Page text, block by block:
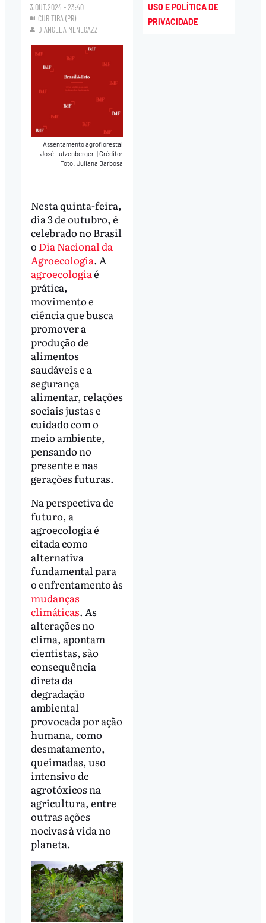
3.OUT.2024 - 23:40
CURITIBA (PR)
DIANGELA MENEGAZZI
Assentamento agroflorestal
José Lutzenberger.
Crédito:
Foto: Juliana Barbosa
Nesta quinta-feira,
dia 3 de outubro, é
celebrado no Brasil
o Dia Nacional da
Agroecologia. A
agroecologiaé
prática,
movimento e
ciência que busca
promover a
produção de
alimentos
saudáveis e a
segurança
alimentar, relações
sociais justas e
cuidado com o
meio ambiente,
pensando no
presente e nas
gerações futuras.
Na perspectiva de
futuro, a
agroecologia é
citada como
alternativa
fundamental para
o enfrentamento às
mudanças
climáticas. As
alterações no
clima, apontam
cientistas, são
consequência
direta da
degradação
ambiental
provocada por ação
humana, como
desmatamento,
queimadas, uso
intensivo de
agrotóxicos na
agricultura, entre
outras ações
nocivas à vida no
planeta.
USO E POLÍTICA DE
PRIVACIDADE